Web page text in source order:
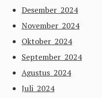
Desember 2024
November 2024
Oktober 2024
September 2024
Agustus 2024
Juli 2024